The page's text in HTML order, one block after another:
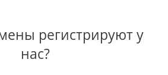
регистрируют у
нас?